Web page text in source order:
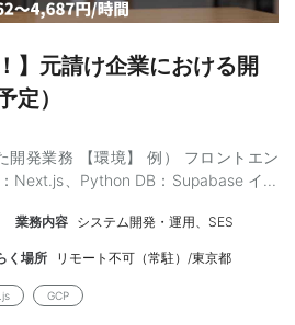
アリング・仕様検討等の上流の経験 ・
6 月～ 一か月半ほど様子を見て問題
万前後/1人月 ※スキル見合い 【募集人
同席) 【精算】：140-180h
な方 ・長期契約可能な方 ・指定の業務
=-=-=-=-=-=-=-=-=-=-=-=-=-=-=-=-
】元請け企業における開
定）
開発業務 【環境】 例） フロントエン
Next.js、Python DB：Supabase イン
開発経験2年 ・Python開発3年以
上記環境にての開発経験のマッチ度が
即日（7月、8月開始など相談可能）
業務内容 システム開発・運用、SES
く場所 リモート不可（常駐）/東京都
GCP